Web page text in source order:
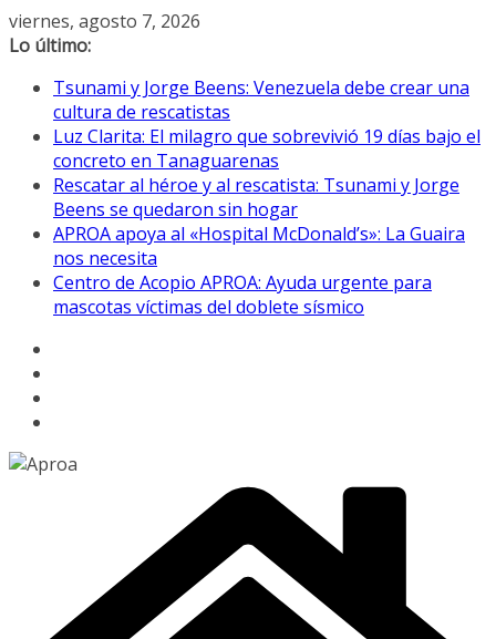
Saltar
al
viernes, agosto 7, 2026
Lo último:
Tsunami y Jorge Beens: Venezuela debe crear una
cultura de rescatistas
Luz Clarita: El milagro que sobrevivió 19 días bajo el
concreto en Tanaguarenas
Rescatar al héroe y al rescatista: Tsunami y Jorge
Beens se quedaron sin hogar
APROA apoya al «Hospital McDonald’s»: La Guaira
nos necesita
Centro de Acopio APROA: Ayuda urgente para
mascotas víctimas del doblete sísmico